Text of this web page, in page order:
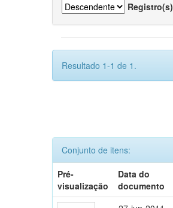
Registro(s)
Resultado 1-1 de 1.
Conjunto de itens:
Pré-
visualização
Data do
documento